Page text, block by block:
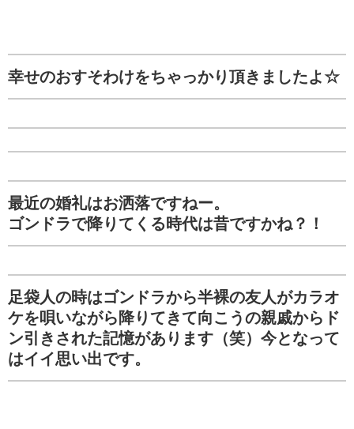
幸せのおすそわけをちゃっかり頂きましたよ☆
最近の婚礼はお洒落ですねー。
ゴンドラで降りてくる時代は昔ですかね？！
足袋人の時はゴンドラから半裸の友人がカラオ
ケを唄いながら降りてきて向こうの親戚からド
ン引きされた記憶があります（笑）今となって
はイイ思い出です。